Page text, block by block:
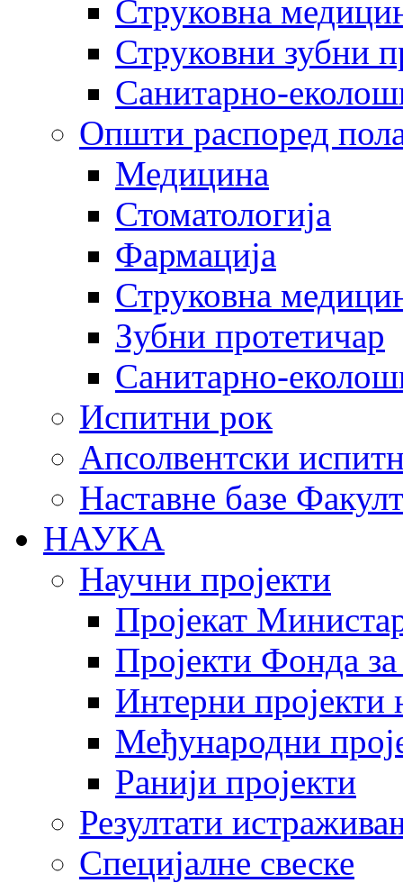
Струковна
Струковни зубни
Санитарно-
Општи распоред
Медицина
Стоматологија
Фармација
Струковна
Зубни протетичар
Санитарно-
Испитни рок
Апсолвентски
Наставне базе
НАУКА
Научни пројекти
Пројекат
Пројекти Фонда
Интерни пројекти
Међународни
Ранији пројекти
Резултати
Специјалне свеске